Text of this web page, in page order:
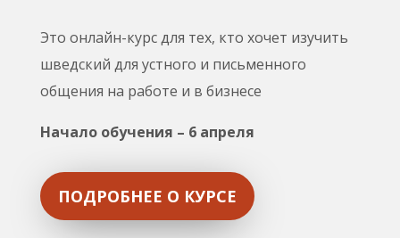
Это онлайн-курс для тех, кто хочет изучить
шведский для устного и письменного
общения на работе и в бизнесе
Начало обучения – 6 апреля
ПОДРОБНЕЕ О КУРСЕ